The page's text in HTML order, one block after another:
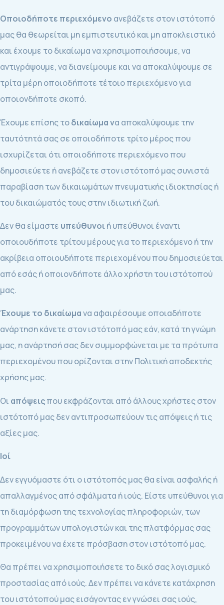
Οποιοδήποτε περιεχόμενο ανεβάζετε στον ιστότοπό
μας θα θεωρείται μη εμπιστευτικό και μη αποκλειστικό
και έχουμε το δικαίωμα να χρησιμοποιήσουμε, να
αντιγράψουμε, να διανείμουμε και να αποκαλύψουμε σε
τρίτα μέρη οποιοδήποτε τέτοιο περιεχόμενο για
οποιονδήποτε σκοπό.
Έχουμε επίσης τοδικαίωμα να αποκαλύψουμε την
ταυτότητά σας σε οποιοδήποτε τρίτο μέρος που
ισχυρίζεται ότι οποιοδήποτε περιεχόμενο που
δημοσιεύετε ή ανεβάζετε στον ιστότοπό μας συνιστά
παραβίαση των δικαιωμάτων πνευματικής ιδιοκτησίας ή
του δικαιώματός τους στην ιδιωτική ζωή.
Δεν θα είμαστε υπεύθυνοιή υπεύθυνοι έναντι
οποιουδήποτε τρίτου μέρους για το περιεχόμενο ή την
ακρίβεια οποιουδήποτε περιεχομένου που δημοσιεύεται
από εσάς ή οποιονδήποτε άλλο χρήστη του ιστότοπού
μας.
Έχουμε το δικαίωμανα αφαιρέσουμε οποιαδήποτε
ανάρτηση κάνετε στον ιστότοπό μας εάν, κατά τη γνώμη
μας, η ανάρτησή σας δεν συμμορφώνεται με τα πρότυπα
περιεχομένου που ορίζονται στην Πολιτική αποδεκτής
χρήσης μας.
Οι απόψειςπου εκφράζονται από άλλους χρήστες στον
ιστότοπό μας δεν αντιπροσωπεύουν τις απόψεις ή τις
αξίες μας.
Ιοί
Δεν εγγυόμαστε ότι ο ιστότοπός μας θα είναι ασφαλής ή
απαλλαγμένος από σφάλματα ή ιούς. Είστε υπεύθυνοι για
τη διαμόρφωση της τεχνολογίας πληροφοριών, των
προγραμμάτων υπολογιστών και της πλατφόρμας σας
προκειμένου να έχετε πρόσβαση στον ιστότοπό μας.
Θα πρέπει να χρησιμοποιήσετε το δικό σας λογισμικό
προστασίας από ιούς. Δεν πρέπει να κάνετε κατάχρηση
του ιστότοπού μας εισάγοντας εν γνώσει σας ιούς,